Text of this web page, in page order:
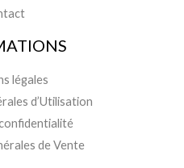
légales
d’Utilisation
de Vente